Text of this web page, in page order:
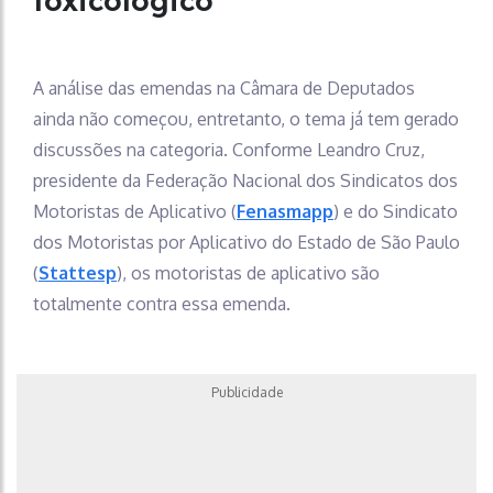
A análise das emendas na Câmara de Deputados
ainda não começou, entretanto, o tema já tem gerado
discussões na categoria. Conforme Leandro Cruz,
presidente da Federação Nacional dos Sindicatos dos
Motoristas de Aplicativo (Fenasmapp) e do Sindicato
dos Motoristas por Aplicativo do Estado de São Paulo
(Stattesp), os motoristas de aplicativo são
totalmente contra essa emenda.
Publicidade